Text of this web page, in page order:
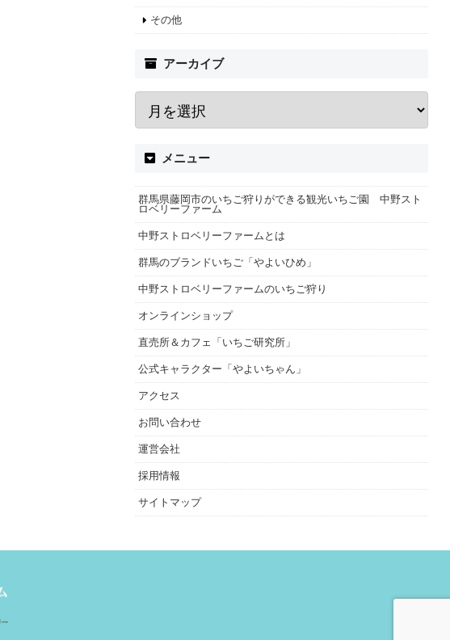
その他
アーカイブ
メニュー
群馬県藤岡市のいちご狩りができる観光いちご園 中野スト
ロベリーファーム
中野ストロベリーファームとは
群馬のブランドいちご「やよいひめ」
中野ストロベリーファームのいちご狩り
オンラインショップ
直売所＆カフェ「いちご研究所」
公式キャラクター「やよいちゃん」
アクセス
お問い合わせ
運営会社
採用情報
サイトマップ